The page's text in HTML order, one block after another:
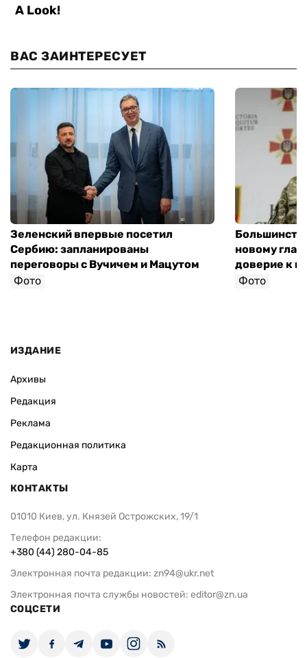
ВАС ЗАИНТЕРЕСУЕТ
Зеленский впервые посетил
Сербию: запланированы
переговоры с Вучичем и Мацутом
Фото
новому
доверие к
Фото
ИЗДАНИЕ
Архивы
Редакция
Реклама
Редакционная политика
Карта
КОНТАКТЫ
01010 Киев, ул. Князей Острожских, 19/1
Телефон редакции:
+380 (44) 280-04-85
Электронная почта редакции: zn94@ukr.net
Электронная почта службы новостей: editor@zn.ua
СОЦСЕТИ